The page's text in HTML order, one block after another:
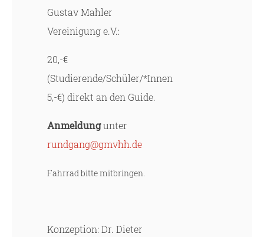
Gustav Mahler
Vereinigung e.V.:
20,-€
(Studierende/Schüler/*Innen
5,-€) direkt an den Guide.
Anmeldungunter
rundgang@gmvhh.de
Fahrrad bitte mitbringen.
Konzeption: Dr. Dieter